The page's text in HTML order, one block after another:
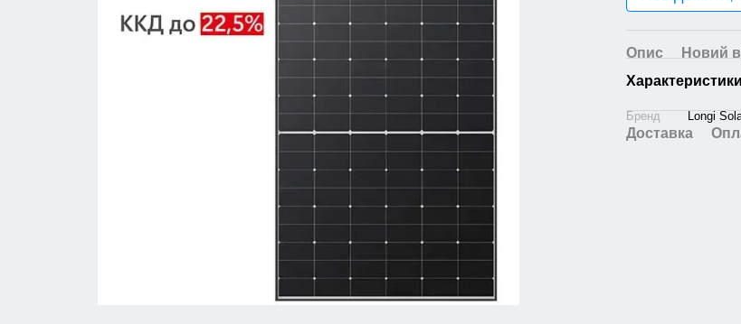
Опис
Новий
Характеристики
Бренд Longi
Доставка